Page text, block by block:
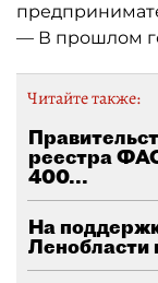
— В прошлом
Читайте также:
реестра
400...
На
Ленобласти